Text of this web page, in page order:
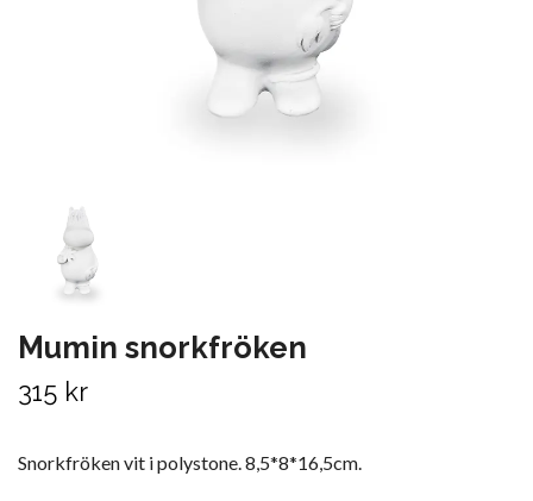
Mumin snorkfröken
315 kr
Snorkfröken vit i polystone. 8,5*8*16,5cm.